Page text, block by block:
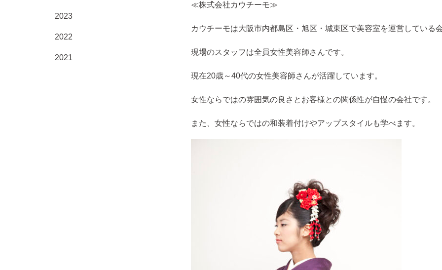
2023
2022
2021
≪株式会社カウチーモ≫
カウチーモは大阪市内都島区・旭区・城東区で美容室を運営している
現場のスタッフは全員女性美容師さんです。
現在20歳～40代の女性美容師さんが活躍しています。
女性ならではの雰囲気の良さとお客様との関係性が自慢の会社です。
また、女性ならではの和装着付けやアップスタイルも学べます。